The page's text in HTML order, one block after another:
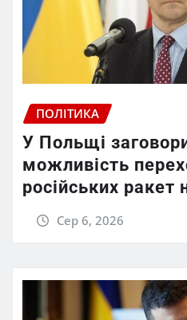
ПОЛІТИКА
У Польщі
можливість
російських ракет
Сер 6, 2026